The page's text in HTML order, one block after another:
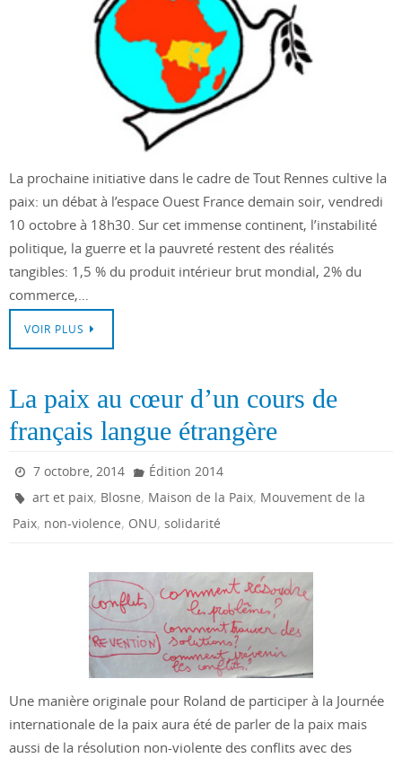
La prochaine initiative dans le cadre de Tout Rennes cultive la
paix: un débat à l’espace Ouest France demain soir, vendredi
10 octobre à 18h30. Sur cet immense continent, l’instabilité
politique, la guerre et la pauvreté restent des réalités
tangibles: 1,5 % du produit intérieur brut mondial, 2% du
commerce,…
VOIR PLUS
La paix au cœur d’un cours de
français langue étrangère
7 octobre, 2014
Édition 2014
art et paix, Blosne, Maison de la Paix, Mouvement de la
Paix, non-violence, ONU, solidarité
Une manière originale pour Roland de participer à la Journée
internationale de la paix aura été de parler de la paix mais
aussi de la résolution non-violente des conflits avec des